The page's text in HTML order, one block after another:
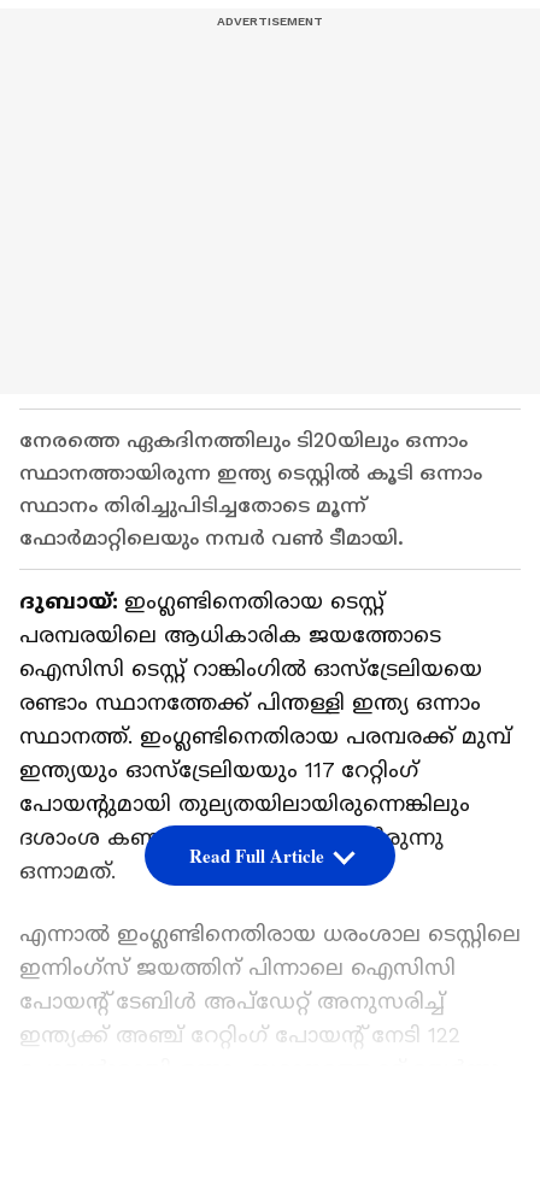
നേരത്തെ ഏകദിനത്തിലും ടി20യിലും ഒന്നാം
സ്ഥാനത്തായിരുന്ന ഇന്ത്യ ടെസ്റ്റില്‍ കൂടി ഒന്നാം
സ്ഥാനം തിരിച്ചുപിടിച്ചതോടെ മൂന്ന്
ഫോര്‍മാറ്റിലെയും നമ്പര്‍ വണ്‍ ടീമായി.
ദുബായ്: ഇംഗ്ലണ്ടിനെതിരായ ടെസ്റ്റ്
പരമ്പരയിലെ ആധികാരിക ജയത്തോടെ
ഐസിസി ടെസ്റ്റ് റാങ്കിംഗില്‍ ഓസ്ട്രേലിയയെ
രണ്ടാം സ്ഥാനത്തേക്ക് പിന്തള്ളി ഇന്ത്യ ഒന്നാം
സ്ഥാനത്ത്. ഇംഗ്ലണ്ടിനെതിരായ പരമ്പരക്ക് മുമ്പ്
ഇന്ത്യയും ഓസ്ട്രേലിയയും 117 റേറ്റിംഗ്
പോയന്‍റുമായി തുല്യതയിലായിരുന്നെങ്കിലും
ദശാംശ കണക്കില്‍ ഓസീസ് ആയിരുന്നു
ഒന്നാമത്.
എന്നാല്‍ ഇംഗ്ലണ്ടിനെതിരായ ധരംശാല ടെസ്റ്റിലെ
ഇന്നിംഗ്സ് ജയത്തിന് പിന്നാലെ ഐസിസി
പോയന്‍റ് ടേബിള്‍ അപ്ഡേറ്റ് അനുസരിച്ച്
ഇന്ത്യക്ക് അഞ്ച് റേറ്റിംഗ് പോയന്‍റ് നേടി 122
Read Full Article